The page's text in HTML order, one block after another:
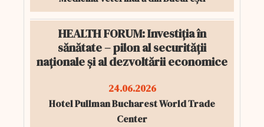
HEALTH FORUM: Investiția în
sănătate – pilon al securității
naționale și al dezvoltării economice
24.06.2026
Hotel Pullman Bucharest World Trade
Center